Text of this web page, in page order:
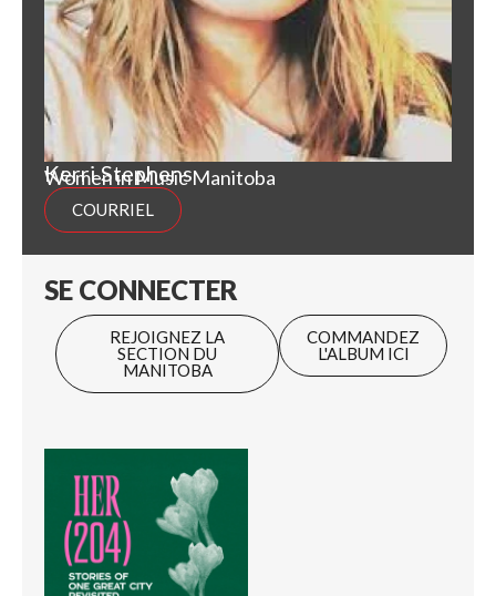
Kerri Stephens
Women in Music Manitoba
COURRIEL
SE CONNECTER
REJOIGNEZ LA
SECTION DU
MANITOBA
COMMANDEZ
L'ALBUM ICI